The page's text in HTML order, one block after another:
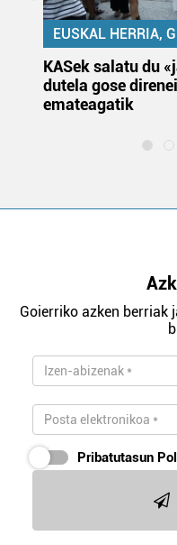
EUSKAL HERRIA,
KASek salatu du
dutela gose
emateagatik
Goierriko azken berriak
Pribatutasun